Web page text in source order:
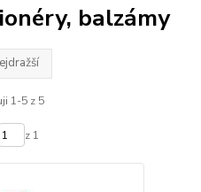
balzámy
1-5 z 5
z 1